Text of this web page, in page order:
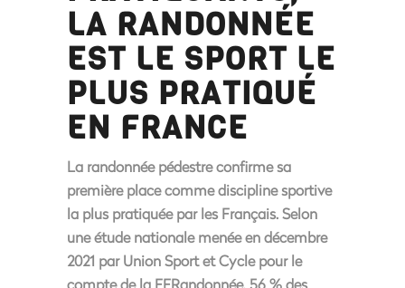
LA RANDONNÉE
EST LE SPORT LE
PLUS PRATIQUÉ
EN FRANCE
La randonnée pédestre confirmesa
première place comme discipline sportive
la plus pratiquée par les Français. Selon
une étude nationale menée en décembre
2021 par Union Sport et Cycle pour le